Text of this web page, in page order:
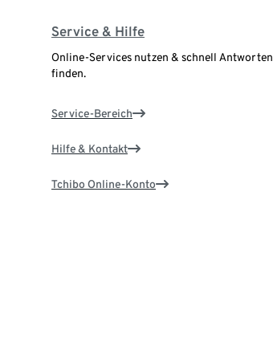
Service & Hilfe
Online-Services nutzen & schnell Antworten
finden.
Service-Bereich
Hilfe & Kontakt
Tchibo Online-Konto